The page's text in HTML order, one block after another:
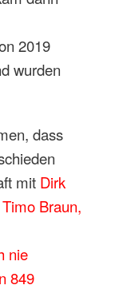
2019
wurden
dass
mit Dirk
Braun,
nie
849